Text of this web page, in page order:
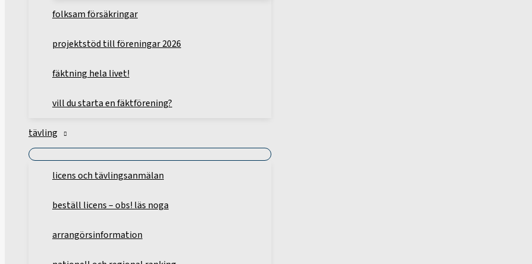
folksam försäkringar
projektstöd till föreningar 2026
fäktning hela livet!
vill du starta en fäktförening?
tävling
licens och tävlingsanmälan
beställ licens – obs! läs noga
arrangörsinformation